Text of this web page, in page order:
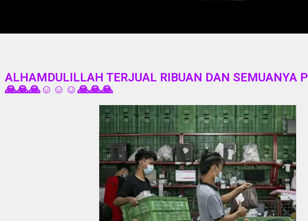
ALHAMDULILLAH TERJUAL RIBUAN DAN SEMUANYA
🙏🙏🙏☺️☺️☺️🙏🙏🙏